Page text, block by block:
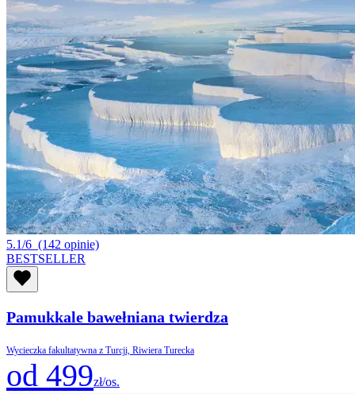
5.1/6 (142 opinie)
BESTSELLER
Pamukkale bawełniana twierdza
Wycieczka fakultatywna z Turcji, Riwiera Turecka
od 499zł/os.